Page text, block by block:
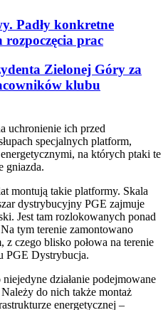
Padły konkretne
rozpoczęcia prac
Zielonej Góry za
klubu
uchronienie ich przed
specjalnych platform,
na których ptaki te
gniazda.
montują takie platformy. Skala
dystrybucyjny PGE zajmuje
Jest tam rozlokowanych ponad
tym terenie zamontowano
czego blisko połowa na terenie
PGE Dystrybucja.
działanie podejmowane
do nich także montaż
energetycznej –